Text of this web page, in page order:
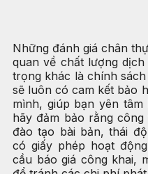
Những đánh giá chân
quan về chất lượng
trọng khác là chính
sẽ luôn có cam kết bảo
mình, giúp bạn yên
hãy đảm bảo rằng
đào tạo bài bản, thái
có giấy phép hoạt
cầu báo giá công khai,